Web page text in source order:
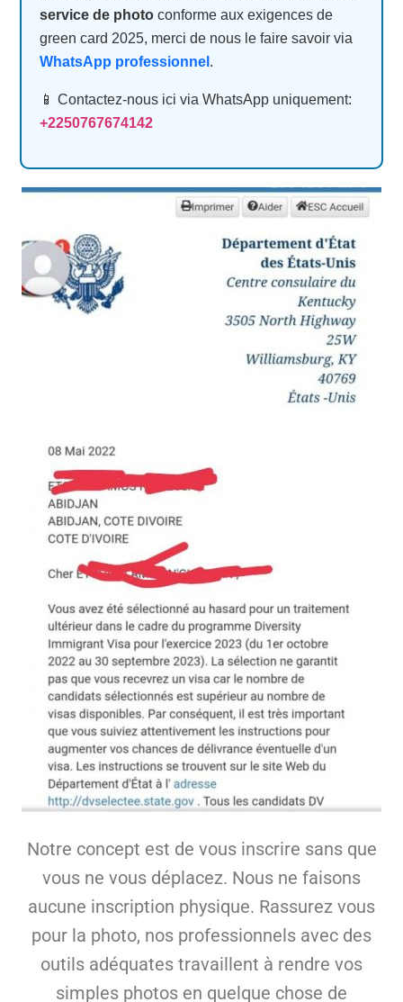
service de photo conforme aux exigences de
green card 2025, merci de nous le faire savoir via
WhatsApp professionnel .
📱 Contactez-nous ici via WhatsApp uniquement:
+2250767674142
Notre concept est de vous inscrire sans que
vous ne vous déplacez. Nous ne faisons
aucune inscription physique. Rassurez vous
pour la photo, nos professionnels avec des
outils adéquates travaillent à rendre vos
simples photos en quelque chose de